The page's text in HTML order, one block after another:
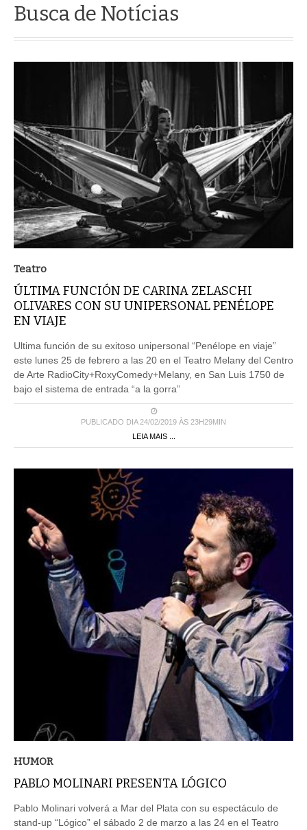
Busca de Notícias
Teatro
ÚLTIMA FUNCIÓN DE CARINA ZELASCHI
OLIVARES CON SU UNIPERSONAL PENÉLOPE
EN VIAJE
Ultima función de su exitoso unipersonal “Penélope en viaje”
este lunes 25 de febrero a las 20 en el Teatro Melany del Centro
de Arte RadioCity+RoxyComedy+Melany, en San Luis 1750 de
bajo el sistema de entrada “a la gorra”
PUBLICADO DIA 24/02/2019 ÀS 23H29MIN
LEIA MAIS ...
HUMOR
PABLO MOLINARI PRESENTA LÓGICO
Pablo Molinari volverá a Mar del Plata con su espectáculo de
stand-up “Lógico” el sábado 2 de marzo a las 24 en el Teatro